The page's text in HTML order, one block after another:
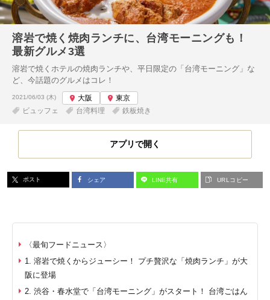
溶岩で焼く焼肉ランチに、台湾モーニングも！
最新グルメ3選
溶岩で焼くホテルの焼肉ランチや、平日限定の「台湾モーニング」な
ど、今話題のグルメはコレ！
投稿日:
2021/06/03 (木) 大阪
東京
ビュッフェ
台湾料理 鉄板焼き
アプリで開く
ポスト シェア LINE共有 URLコピー
〈最旬フードニュース〉
1. 溶岩で焼くからジューシー！ プチ贅沢な「焼肉ランチ」が大
阪に登場
2. 渋谷・春水堂で「台湾モーニング」がスタート！ 台湾ごはん